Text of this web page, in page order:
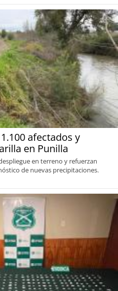
afectados y
en Punilla
en terreno y refuerzan
de nuevas precipitaciones.